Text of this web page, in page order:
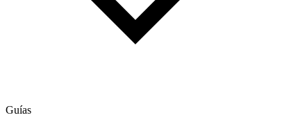
Guías